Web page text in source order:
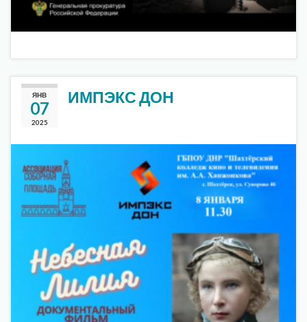
ЯНВ
07
2025
ИМПЭКС ДОН